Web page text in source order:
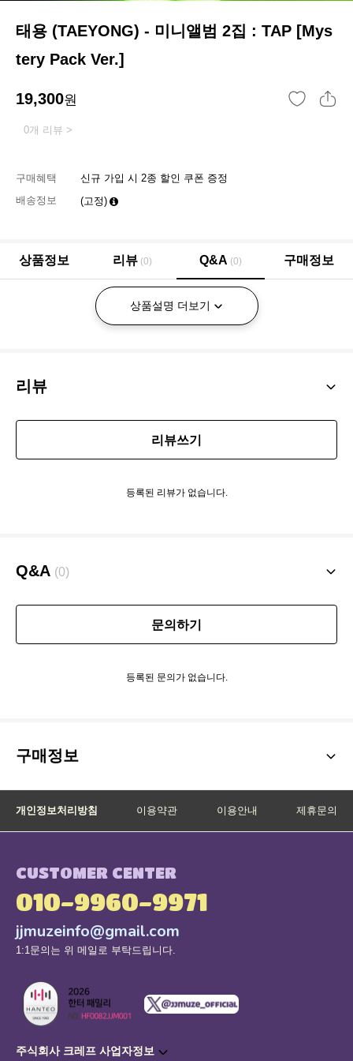
태용 (TAEYONG) - 미니앨범 2집 : TAP [Mys
tery Pack Ver.]
19,300원
0개 리뷰 >
구매혜택
신규 가입 시 2종 할인 쿠폰 증정
배송정보
(고정)
상품정보 리뷰 (0) Q&A (0) 구매정보
상품설명 더보기
리뷰
리뷰쓰기
등록된 리뷰가 없습니다.
Q&A (0)
문의하기
등록된 문의가 없습니다.
구매정보
개인정보처리방침 이용약관 이용안내 제휴문의
CUSTOMER CENTER
010-9960-9971
jjmuzeinfo@gmail.com
1:1문의는 위 메일로 부탁드립니다.
주식회사 크레프 사업자정보